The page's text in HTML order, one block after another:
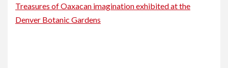
Treasures of Oaxacan imagination exhibited at the
Denver Botanic Gardens